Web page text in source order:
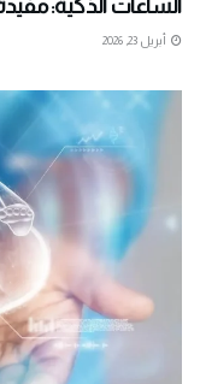
الساعات الذكية:
أبريل 23, 2026